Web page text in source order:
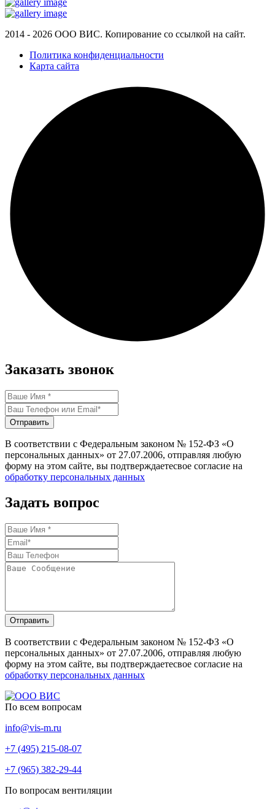
2014 - 2026 ООО ВИС. Копирование со ссылкой на сайт.
Политика конфиденциальности
Карта сайта
Заказать звонок
Отправить
В соответствии с Федеральным законом № 152-ФЗ «О
персональных данных» от 27.07.2006, отправляя любую
форму на этом сайте, вы подтверждаетесвое согласие на
обработку персональных данных
Задать вопрос
Отправить
В соответствии с Федеральным законом № 152-ФЗ «О
персональных данных» от 27.07.2006, отправляя любую
форму на этом сайте, вы подтверждаетесвое согласие на
обработку персональных данных
По всем вопросам
info@vis-m.ru
+7 (495) 215-08-07
+7 (965) 382-29-44
По вопросам вентиляции